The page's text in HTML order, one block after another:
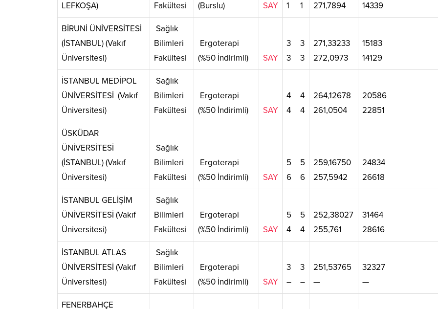
LEFKOŞA)
Fakültesi
(Burslu)
SAY
1
1
271,7894
14339
BİRUNİ ÜNİVERSİTESİ
(İSTANBUL) (Vakıf
Üniversitesi)
Sağlık
Bilimleri
Fakültesi
Ergoterapi
(%50 İndirimli)
SAY
3
3
3
3
271,33233
272,0973
15183
14129
İSTANBUL MEDİPOL
ÜNİVERSİTESİ (Vakıf
Üniversitesi)
Sağlık
Bilimleri
Fakültesi
Ergoterapi
(%50 İndirimli)
SAY
4
4
4
4
264,12678
261,0504
20586
22851
ÜSKÜDAR
ÜNİVERSİTESİ
(İSTANBUL) (Vakıf
Üniversitesi)
Sağlık
Bilimleri
Fakültesi
Ergoterapi
(%50 İndirimli)
SAY
5
6
5
6
259,16750
257,5942
24834
26618
İSTANBUL GELİŞİM
ÜNİVERSİTESİ (Vakıf
Üniversitesi)
Sağlık
Bilimleri
Fakültesi
Ergoterapi
(%50 İndirimli)
SAY
5
4
5
4
252,38027
255,761
31464
28616
İSTANBUL ATLAS
ÜNİVERSİTESİ (Vakıf
Üniversitesi)
Sağlık
Bilimleri
Fakültesi
Ergoterapi
(%50 İndirimli)
SAY
3
–
3
–
251,53765
—
32327
—
FENERBAHÇE